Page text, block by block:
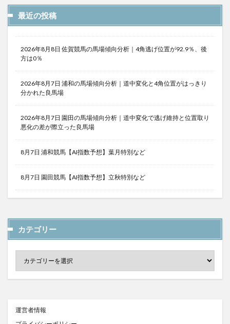
最近の投稿
2026年8月8日 佐賀競馬の馬場傾向分析｜4角逃げ位置が92.9％、後
方は0％
2026年8月7日 浦和の馬場傾向分析｜道中変化と4角位置がはっきり
分かれた良馬場
2026年8月7日 園田の馬場傾向分析｜道中変化で逃げ維持と位置取り
悪化の差が際立った良馬場
8月7日 浦和競馬【AI指数予想】葉月特別など
8月7日 園田競馬【AI指数予想】立秋特別など
カテゴリー
運営者情報